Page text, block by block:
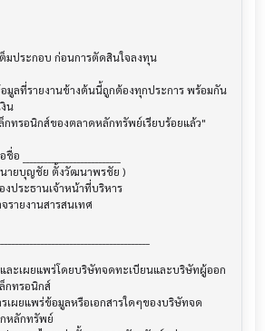
นรวม
มประกอบ ก่อนการตัดสินใจลงทุน
น
ละเผยแพร่โดยบริษัทจดทะเบียนและบริษัทผู้ออก
กทรอนิกส์
เผยแพร่ข้อมูลหรือเอกสารใดๆของบริษัทจด
หลักทรัพย์